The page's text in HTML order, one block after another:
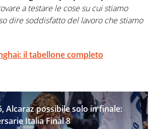
a testare le cose su cui stiamo
dire soddisfatto del lavoro che stiamo
il tabellone completo
Alcaraz possibile solo in finale:
Italia Final 8